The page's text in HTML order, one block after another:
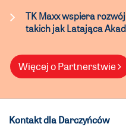
TK Maxx wspiera
takich jak Latająca
Więcej o Partnerstwie
Kontakt dla Darczyńców